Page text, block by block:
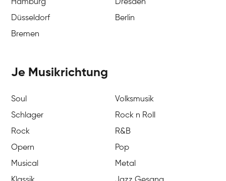
Hamburg
Dresden
Düsseldorf
Berlin
Bremen
Je Musikrichtung
Soul
Volksmusik
Schlager
Rock n Roll
Rock
R&B
Opern
Pop
Musical
Metal